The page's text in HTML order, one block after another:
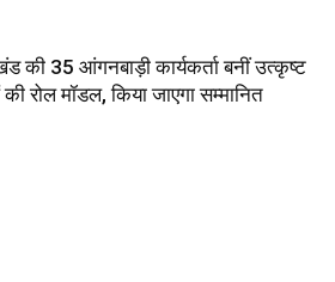
की 35 आंगनबाड़ी कार्यकर्ता बनीं उत्कृष्ट
रोल मॉडल, किया जाएगा सम्मानित